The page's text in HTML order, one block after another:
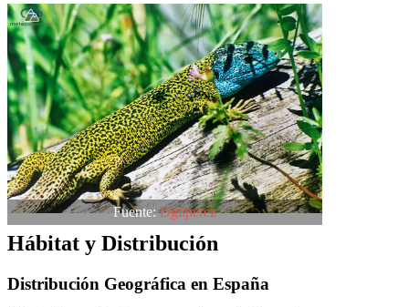
Fuente:Dgilperez
Hábitat y Distribución
Distribución Geográfica en España